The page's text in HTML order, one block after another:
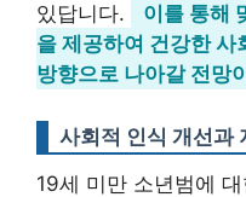
있답니다.
이를 통해
을 제공하여 건강한 사
방향으로 나아갈 전망
사회적 인식 개선과
19세 미만 소년범에